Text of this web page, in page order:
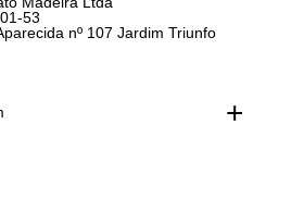
53
nº 107 Jardim Triunfo